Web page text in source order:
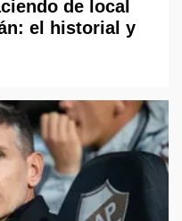
de local
el historial y